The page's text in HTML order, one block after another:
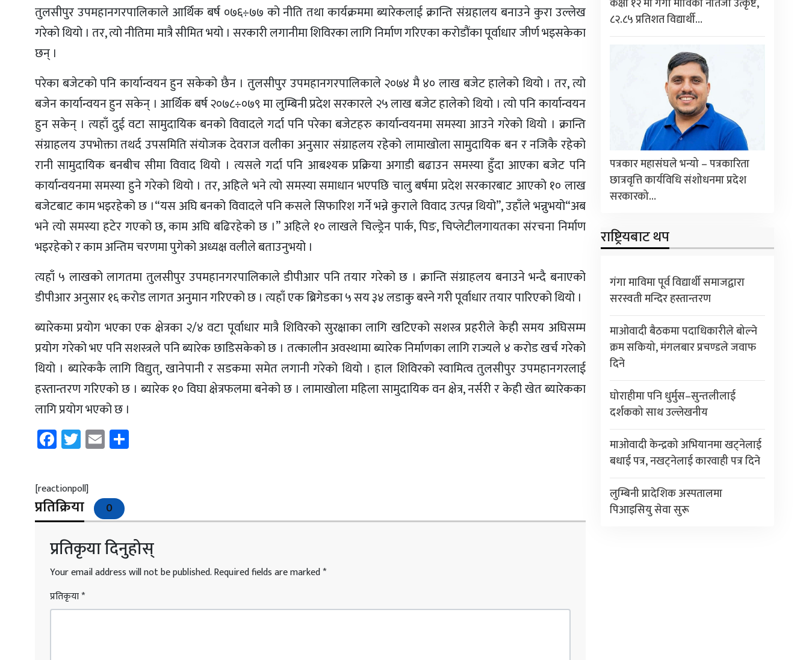
तुलसीपुर उपमहानगरपालिकाले आर्थिक बर्ष ०७६÷७७ को नीति तथा कार्यक्रममा ब्यारेकलाई क्रान्ति संग्रहालय बनाउने कुरा उल्लेख
गरेको थियो । तर, त्यो नीतिमा मात्रै सीमित भयो । सरकारी लगानीमा शिविरका लागि निर्माण गरिएका करोडौंका पूर्वाधार जीर्ण भइसकेका
छन् ।
परेका बजेटको पनि कार्यान्वयन हुन सकेको छैन । तुलसीपुर उपमहानगरपालिकाले २०७४ मै ४० लाख बजेट हालेको थियो । तर, त्यो
बजेन कार्यान्वयन हुन सकेन् । आर्थिक बर्ष २०७८÷०७९ मा लुम्बिनी प्रदेश सरकारले २५ लाख बजेट हालेको थियो । त्यो पनि कार्यान्वयन
हुन सकेन् । त्यहाँ दुई वटा सामुदायिक बनको विवादले गर्दा पनि परेका बजेटहरु कार्यान्वयनमा समस्या आउने गरेको थियो । क्रान्ति
संग्राहलय उपभोक्ता तथर्द उपसमिति संयोजक देवराज वलीका अनुसार संग्राहलय रहेको लामाखोला सामुदायिक बन र नजिकै रहेको
रानी सामुदायिक बनबीच सीमा विवाद थियो । त्यसले गर्दा पनि आबश्यक प्रक्रिया अगाडी बढाउन समस्या हुँदा आएका बजेट पनि
कार्यान्वयनमा समस्या हुने गरेको थियो । तर, अहिले भने त्यो समस्या समाधान भएपछि चालु बर्षमा प्रदेश सरकारबाट आएको १० लाख
बजेटबाट काम भइरहेको छ ।“यस अघि बनको विवादले पनि कसले सिफारिश गर्ने भन्ने कुराले विवाद उत्पन्न थियो”, उहाँले भन्नुभयो“अब
भने त्यो समस्या हटेर गएको छ, काम अघि बढिरहेको छ ।” अहिले १० लाखले चिल्ड्रेन पार्क, पिङ, चिप्लेटीलगायतका संरचना निर्माण
भइरहेको र काम अन्तिम चरणमा पुगेको अध्यक्ष वलीले बताउनुभयो ।
त्यहाँ ५ लाखको लागतमा तुलसीपुर उपमहानगरपालिकाले डीपीआर पनि तयार गरेको छ । क्रान्ति संग्राहलय बनाउने भन्दै बनाएको
डीपीआर अनुसार १६ करोड लागत अनुमान गरिएको छ । त्यहाँ एक ब्रिगेडका ५ सय ३४ लडाकु बस्ने गरी पूर्वाधार तयार पारिएको थियो ।
ब्यारेकमा प्रयोग भएका एक क्षेत्रका २/४ वटा पूर्वाधार मात्रै शिविरको सुरक्षाका लागि खटिएको सशस्त्र प्रहरीले केही समय अघिसम्म
प्रयोग गरेको भए पनि सशस्त्रले पनि ब्यारेक छाडिसकेको छ । तत्कालीन अवस्थामा ब्यारेक निर्माणका लागि राज्यले ४ करोड खर्च गरेको
थियो । ब्यारेककै लागि विद्युत्, खानेपानी र सडकमा समेत लगानी गरेको थियो । हाल शिविरको स्वामित्व तुलसीपुर उपमहानगरलाई
हस्तान्तरण गरिएको छ । ब्यारेक १० विघा क्षेत्रफलमा बनेको छ । लामाखोला महिला सामुदायिक वन क्षेत्र, नर्सरी र केही खेत ब्यारेकका
लागि प्रयोग भएको छ ।
Facebook
Twitter
Email
[reactionpoll]
प्रतिक्रिया 0
प्रतिकृया दिनुहोस्
Your email address will not be published.Required fields are marked*
प्रतिकृया*
८२.८५ प्रतिशत विद्यार्थी…
पत्रकार महासंघले भन्यो – पत्रकारिता
छात्रवृत्ति कार्यविधि संशोधनमा प्रदेश
सरकारको…
राष्ट्रियबाट थप
गंगा माविमा पूर्व विद्यार्थी समाजद्वारा
सरस्वती मन्दिर हस्तान्तरण
माओवादी बैठकमा पदाधिकारीले बोल्ने
क्रम सकियो, मंगलबार प्रचण्डले जवाफ
दिने
घोराहीमा पनि धुर्मुस–सुन्तलीलाई
दर्शकको साथ उल्लेखनीय
माओवादी केन्द्रको अभियानमा खट्नेलाई
बधाई पत्र, नखट्नेलाई कारवाही पत्र दिने
लुम्बिनी प्रादेशिक अस्पतालमा
पिआइसियु सेवा सुरू